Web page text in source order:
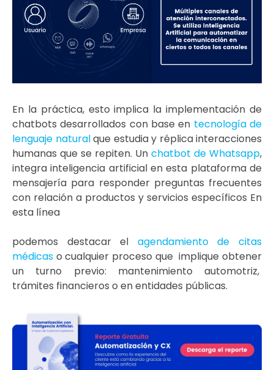
En la práctica, esto implica la implementación de
chatbots desarrollados con base en tecnología de
lenguaje naturalque estudia y réplica interacciones
humanas que se repiten. Un chatbot de Whatsapp,
integra inteligencia artificial en esta plataforma de
mensajería para responder preguntas frecuentes
con relación a productos y servicios específicos En
esta línea
podemos destacar el agendamiento de citas
médicas o cualquier proceso que implique obtener
un turno previo: mantenimiento automotriz,
trámites financieros o en entidades públicas.